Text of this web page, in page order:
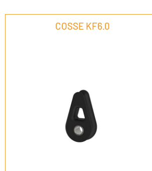
COSSE KF6.0